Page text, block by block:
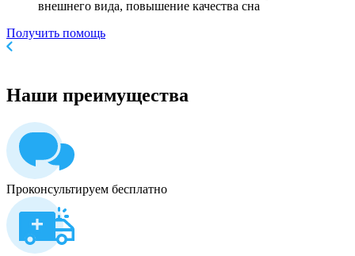
внешнего вида, повышение качества сна
Получить помощь
Наши преимущества
Проконсультируем бесплатно